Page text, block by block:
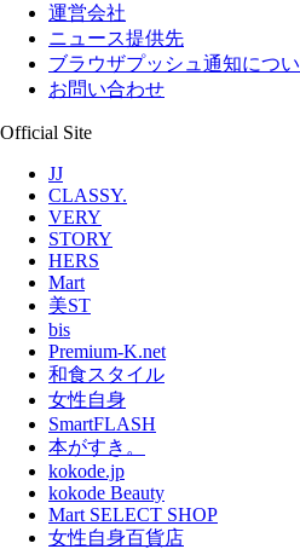
運営会社
ニュース提供先
ブラウザプッシュ通知につ
お問い合わせ
Official Site
JJ
CLASSY.
VERY
STORY
HERS
Mart
美ST
bis
Premium-K.net
和食スタイル
女性自身
SmartFLASH
本がすき。
kokode.jp
kokode Beauty
Mart SELECT SHOP
女性自身百貨店